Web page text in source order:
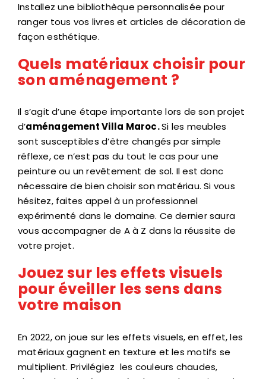
Installez une bibliothèque personnalisée pour
ranger tous vos livres et articles de décoration de
façon esthétique.
Quels matériaux choisir pour
son aménagement ?
Il s’agit d’une étape importante lors de son projet
d’aménagement Villa Maroc.Si les meubles
sont susceptibles d’être changés par simple
réflexe, ce n’est pas du tout le cas pour une
peinture ou un revêtement de sol. Il est donc
nécessaire de bien choisir son matériau. Si vous
hésitez, faites appel à un professionnel
expérimenté dans le domaine. Ce dernier saura
vous accompagner de A à Z dans la réussite de
votre projet.
Jouez sur les effets visuels
pour éveiller les sens dans
votre maison
En 2022, on joue sur les effets visuels, en effet, les
matériaux gagnent en texture et les motifs se
multiplient. Privilégiez les couleurs chaudes,